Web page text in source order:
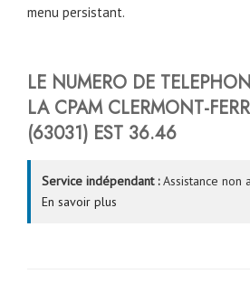
menu persistant.
LE NUMERO DE
LA CPAM CLERMONT-
(63031) EST 36.46
Service indépendant :Assistance non
En savoir plus